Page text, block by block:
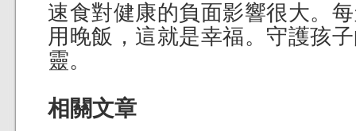
速食對健康的負面影響很大。
用晚飯，這就是幸福。守護孩
靈。
相關文章